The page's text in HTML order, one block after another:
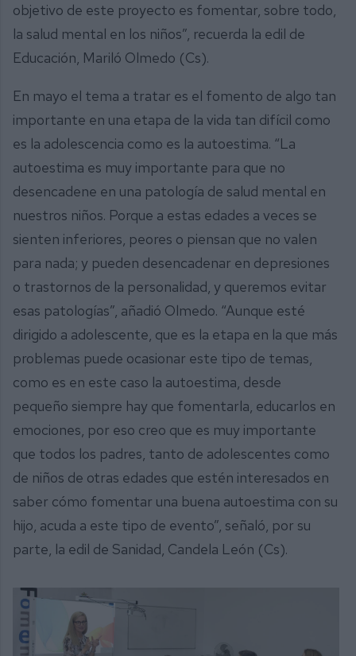
objetivo de este proyecto es fomentar, sobre todo,
la salud mental en los niños”, recuerda la edil de
Educación, Mariló Olmedo (Cs).
En mayo el tema a tratar es el fomento de algo tan
importante en una etapa de la vida tan difícil como
es la adolescencia como es la autoestima. “La
autoestima es muy importante para que no
desencadene en una patología de salud mental en
nuestros niños. Porque a estas edades a veces se
sienten inferiores, peores o piensan que no valen
para nada; y pueden desencadenar en depresiones
o trastornos de la personalidad, y queremos evitar
esas patologías”, añadió Olmedo. “Aunque esté
dirigido a adolescente, que es la etapa en la que más
problemas puede ocasionar este tipo de temas,
como es en este caso la autoestima, desde
pequeño siempre hay que fomentarla, educarlos en
emociones, por eso creo que es muy importante
que todos los padres, tanto de adolescentes como
de niños de otras edades que estén interesados en
saber cómo fomentar una buena autoestima con su
hijo, acuda a este tipo de evento”, señaló, por su
parte, la edil de Sanidad, Candela León (Cs).